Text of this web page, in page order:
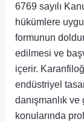
6769 sayılı
hükümlere
formunun
edilmesi ve
içerir.
endüstriyel
danışmanlık
konularında